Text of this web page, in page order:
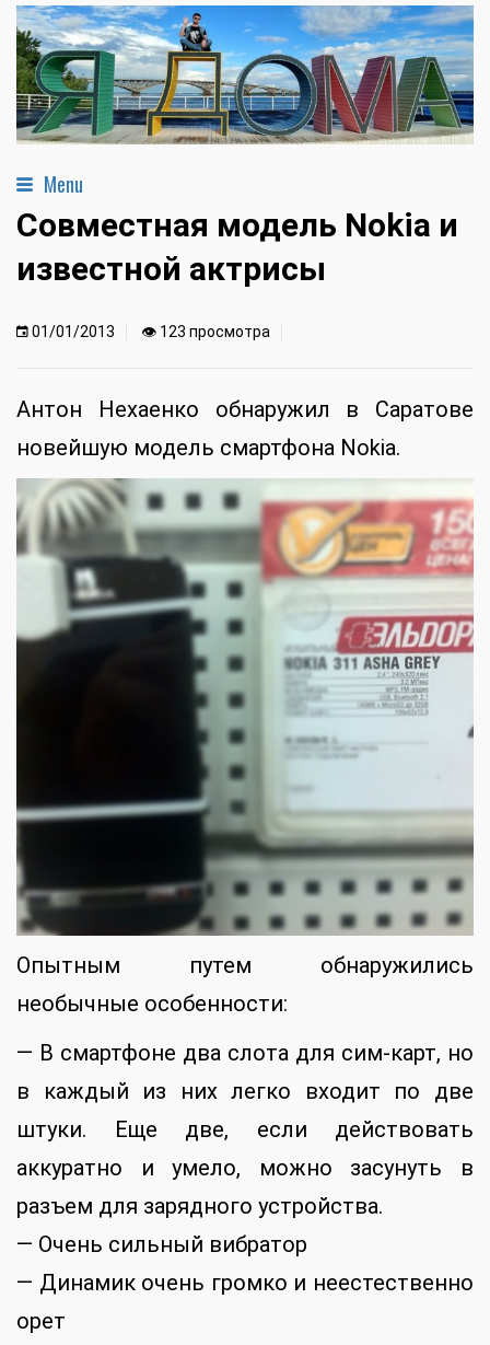
Menu
Совместная модель Nokia и
известной актрисы
01/01/2013 👁 123 просмотра
Антон Нехаенко обнаружил в Саратове
новейшую модель смартфона Nokia.
Опытным путем обнаружились
необычные особенности:
— В смартфоне два слота для сим-карт, но
в каждый из них легко входит по две
штуки. Еще две, если действовать
аккуратно и умело, можно засунуть в
разъем для зарядного устройства.
— Очень сильный вибратор
— Динамик очень громко и неестественно
орет